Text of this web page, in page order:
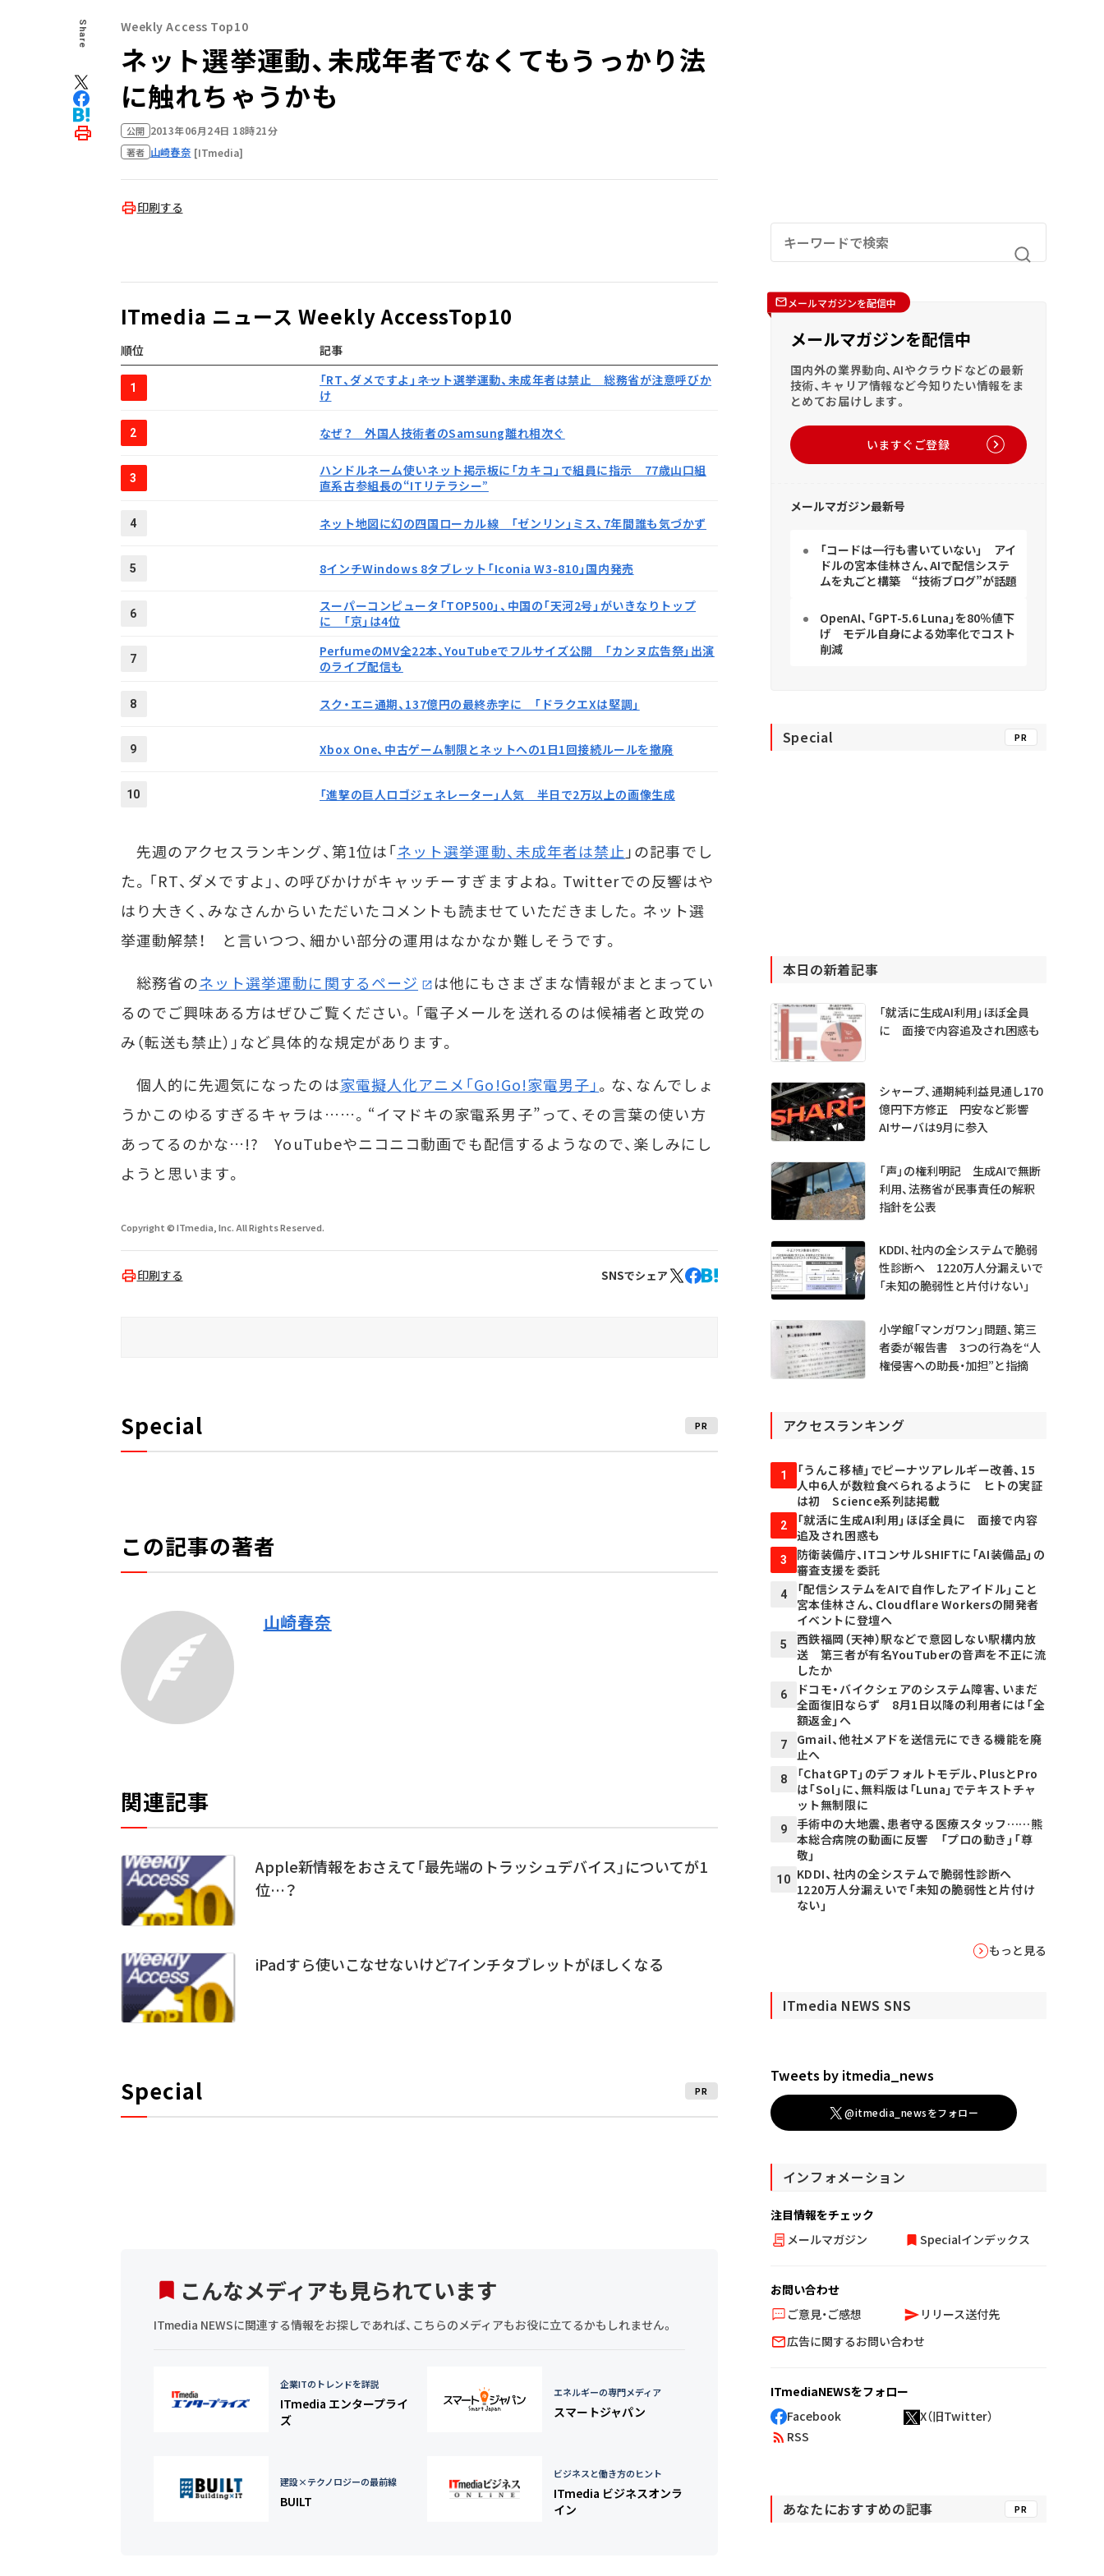
Share Weekly Access Top10
ネット選挙運動、未成年者でなくてもうっかり法
に触れちゃうかも
公開 2013年06月24日 18時21分
著者 山崎春奈 [ITmedia]
印刷する
ITmedia ニュース Weekly AccessTop10
順位 記事
1
「RT、ダメですよ」――ネット選挙運動、未成年者は禁止 総務省が注意呼びか
け
2 なぜ？ 外国人技術者のSamsung離れ相次ぐ
3
ハンドルネーム使いネット掲示板に「カキコ」で組員に指示 77歳山口組
直系古参組長の“ITリテラシー”
4 ネット地図に幻の四国ローカル線 「ゼンリン」ミス、7年間誰も気づかず
5 8インチWindows 8タブレット「Iconia W3-810」国内発売
6
スーパーコンピュータ「TOP500」、中国の「天河2号」がいきなりトップ
に 「京」は4位
7
PerfumeのMV全22本、YouTubeでフルサイズ公開 「カンヌ広告祭」出演
のライブ配信も
8 スク・エニ通期、137億円の最終赤字に 「ドラクエXは堅調」
9 Xbox One、中古ゲーム制限とネットへの1日1回接続ルールを撤廃
10 「進撃の巨人ロゴジェネレーター」人気 半日で2万以上の画像生成
先週のアクセスランキング、第1位は「ネット選挙運動、未成年者は禁止 」の記事でし
た。「RT、ダメですよ」、の呼びかけがキャッチーすぎますよね。Twitterでの反響はや
はり大きく、みなさんからいただいたコメントも読ませていただきました。ネット選
挙運動解禁！ と言いつつ、細かい部分の運用はなかなか難しそうです。
総務省のネット選挙運動に関するページ
は他にもさまざまな情報がまとまってい
るのでご興味ある方はぜひご覧ください。「電子メールを送れるのは候補者と政党の
み（転送も禁止）」など具体的な規定があります。
個人的に先週気になったのは家電擬人化アニメ「Go!Go!家電男子」。な、なんでしょ
うかこのゆるすぎるキャラは……。“イマドキの家電系男子”って、その言葉の使い方
あってるのかな…!? YouTubeやニコニコ動画でも配信するようなので、楽しみにし
ようと思います。
Copyright © ITmedia, Inc. All Rights Reserved.
印刷する SNSでシェア
Special PR
この記事の著者
山崎春奈
関連記事
Apple新情報をおさえて「最先端のトラッシュデバイス」についてが1
位…？
iPadすら使いこなせないけど7インチタブレットがほしくなる
Special PR
こんなメディアも見られています
ITmedia NEWSに関連する情報をお探しであれば、こちらのメディアもお役に立てるかもしれません。
企業ITのトレンドを詳説
ITmedia エンタープライ
ズ
エネルギーの専門メディア
スマートジャパン
建設×テクノロジーの最前線
BUILT
ビジネスと働き方のヒント
ITmedia ビジネスオンラ
イン
メールマガジンを配信中
メールマガジンを配信中
国内外の業界動向、AIやクラウドなどの最新
技術、キャリア情報など今知りたい情報をま
とめてお届けします。
いますぐご登録
メールマガジン最新号
「コードは一行も書いていない」 アイ
ドルの宮本佳林さん、AIで配信システ
ムを丸ごと構築 “技術ブログ”が話題
OpenAI、「GPT-5.6 Luna」を80％値下
げ モデル自身による効率化でコスト
削減
Special PR
本日の新着記事
「就活に生成AI利用」ほぼ全員
に 面接で内容追及され困惑も
シャープ、通期純利益見通し170
億円下方修正 円安など影響
AIサーバは9月に参入
「声」の権利明記 生成AIで無断
利用、法務省が民事責任の解釈
指針を公表
KDDI、社内の全システムで脆弱
性診断へ 1220万人分漏えいで
「未知の脆弱性と片付けない」
小学館「マンガワン」問題、第三
者委が報告書 3つの行為を“人
権侵害への助長・加担”と指摘
アクセスランキング
1
「うんこ移植」でピーナツアレルギー改善、15
人中6人が数粒食べられるように ヒトの実証
は初 Science系列誌掲載
2
「就活に生成AI利用」ほぼ全員に 面接で内容
追及され困惑も
3
防衛装備庁、ITコンサルSHIFTに「AI装備品」の
審査支援を委託
4
「配信システムをAIで自作したアイドル」こと
宮本佳林さん、Cloudflare Workersの開発者
イベントに登壇へ
5
西鉄福岡（天神）駅などで意図しない駅構内放
送 第三者が有名YouTuberの音声を不正に流
したか
6
ドコモ・バイクシェアのシステム障害、いまだ
全面復旧ならず 8月1日以降の利用者には「全
額返金」へ
7
Gmail、他社メアドを送信元にできる機能を廃
止へ
8
「ChatGPT」のデフォルトモデル、PlusとPro
は「Sol」に、無料版は「Luna」でテキストチャ
ット無制限に
9
手術中の大地震、患者守る医療スタッフ……熊
本総合病院の動画に反響 「プロの動き」「尊
敬」
10 KDDI、社内の全システムで脆弱性診断へ
1220万人分漏えいで「未知の脆弱性と片付け
ない」
もっと見る
ITmedia NEWS SNS
Tweets by itmedia_news
@itmedia_newsをフォロー
インフォメーション
注目情報をチェック
メールマガジン
Specialインデックス
お問い合わせ
ご意見・ご感想
リリース送付先
広告に関するお問い合わせ
ITmediaNEWSをフォロー
Facebook
X（旧Twitter）
RSS
あなたにおすすめの記事 PR